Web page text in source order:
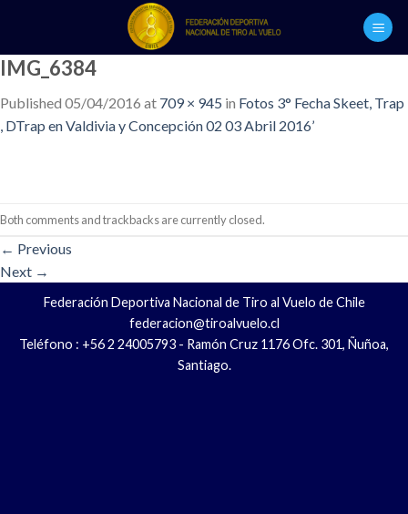
content
IMG_6384
Published 05/04/2016 at 709 × 945 in Fotos 3° Fecha Skeet, Trap
, DTrap en Valdivia y Concepción 02 03 Abril 2016’
Both comments and trackbacks are currently closed.
← Previous
Next →
Federación Deportiva Nacional de Tiro al Vuelo de Chile
federacion@tiroalvuelo.cl
Teléfono : +56 2 24005793 - Ramón Cruz 1176 Ofc. 301, Ñuñoa,
Santiago.